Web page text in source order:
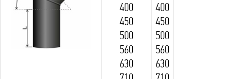
400
450
500
560
630
400
450
500
560
630